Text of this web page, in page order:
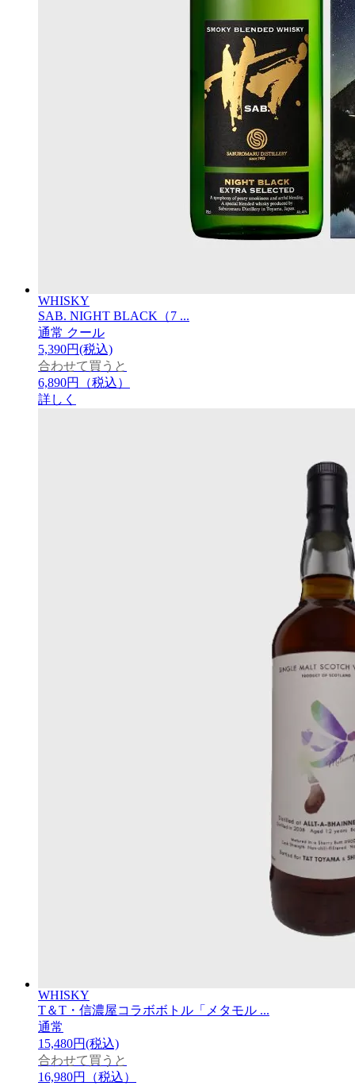
WHISKY
SAB. NIGHT BLACK（7 ...
通常 クール
5,390円(税込)
合わせて買うと
6,890円
（税込）
詳しく
WHISKY
T＆T・信濃屋コラボボトル「メタモル ...
通常
15,480円(税込)
合わせて買うと
16,980円
（税込）